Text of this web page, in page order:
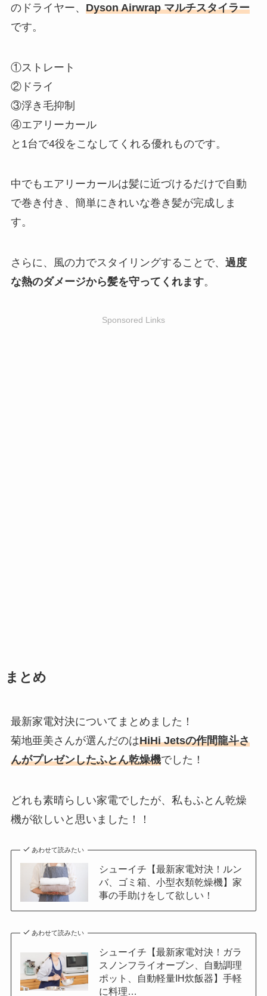
のドライヤー、 Dyson Airwrap マルチスタイラー
です。
①ストレート
②ドライ
③浮き毛抑制
④エアリーカール
と1台で4役をこなしてくれる優れものです。
中でもエアリーカールは髪に近づけるだけで自動
で巻き付き、簡単にきれいな巻き髪が完成しま
す。
さらに、風の力でスタイリングすることで、 過度
な熱のダメージから髪を守ってくれます。
Sponsored Links
まとめ
最新家電対決についてまとめました！
菊地亜美さんが選んだのはHiHi Jetsの作間龍斗さ
んがプレゼンしたふとん乾燥機でした！
どれも素晴らしい家電でしたが、私もふとん乾燥
機が欲しいと思いました！！
あわせて読みたい
シューイチ【最新家電対決！ルン
バ、ゴミ箱、小型衣類乾燥機】家
事の手助けをして欲しい！
あわせて読みたい
シューイチ【最新家電対決！ガラ
スノンフライオーブン、自動調理
ポット、自動軽量IH炊飯器】手軽
に料理…